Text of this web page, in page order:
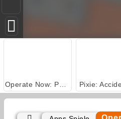
Operate Now: Pericardium Surgery Pixie: